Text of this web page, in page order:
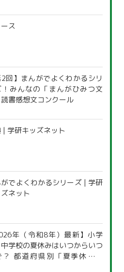
ス
2回】まんがでよくわかるシリ
！みんなの「まんがひみつ文
書感想文コンクール
| 学研キッズネット
がでよくわかるシリーズ | 学研
ネット
年（令和8年）最新】小学
学校の夏休みはいつからいつ
？ 都道府県別「夏季休暇一